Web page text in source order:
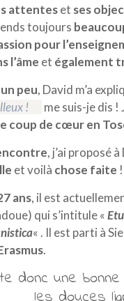
attenteset ses
toujours
pour
l’âme et également
peu, David m’a
! me suis-je dis !
coup de cœur en
, j’ai proposé
et voilà chose faite !
ans, il est
qui s’intitule «
« . Il est parti à
.
donc une